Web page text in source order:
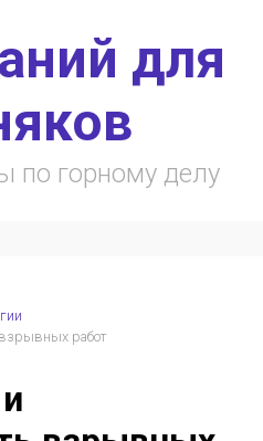
для
по горному делу
взрывных работ